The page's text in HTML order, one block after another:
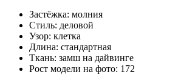
Застёжка: молния
Стиль: деловой
Узор: клетка
Длина: стандартная
Ткань: замш на дайвинге
Рост модели на фото: 172